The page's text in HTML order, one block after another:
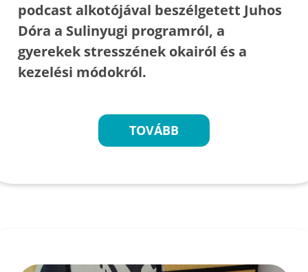
podcast alkotójával beszélgetett Juhos
Dóra a Sulinyugi programról, a
gyerekek stresszének okairól és a
kezelési módokról.
TOVÁBB